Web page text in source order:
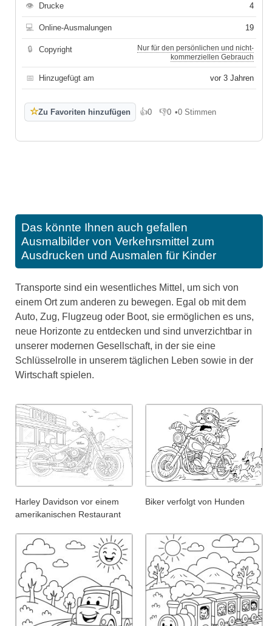
👁 Drucke 4
💻 Online-Ausmalungen 19
🔒 Copyright
Nur für den persönlichen und nicht-
kommerziellen Gebrauch
📅 Hinzugefügt am vor 3 Jahren
☆Zu Favoriten hinzufügen 👍0
Gefällt mir
👎0
Gefällt mir nicht
•0 Stimmen
Das könnte Ihnen auch gefallen
Ausmalbilder von Verkehrsmittel zum
Ausdrucken und Ausmalen für Kinder
Transporte sind ein wesentliches Mittel, um sich von
einem Ort zum anderen zu bewegen. Egal ob mit dem
Auto, Zug, Flugzeug oder Boot, sie ermöglichen es uns,
neue Horizonte zu entdecken und sind unverzichtbar in
unserer modernen Gesellschaft, in der sie eine
Schlüsselrolle in unserem täglichen Leben sowie in der
Wirtschaft spielen.
Harley Davidson vor einem
amerikanischen Restaurant
Biker verfolgt von Hunden